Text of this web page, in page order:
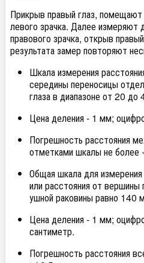
Прикрыв правый глаз,
левого зрачка. Далее измеряют
правового зрачка, открыв
результата замер повторяют
Шкала измерения
середины переносицы
глаза в диапазоне от 20
Цена деления - 1 мм;
Погрешность расстояния
отметками шкалы не
Общая шкала для
или расстояния от вершины
ушной раковины равно 140
Цена деления - 1 мм;
сантиметр.
Погрешность расстояния